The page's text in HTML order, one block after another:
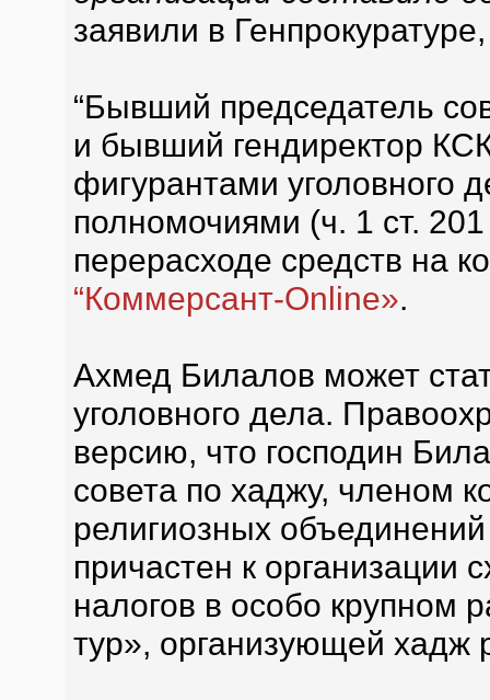
заявили в
“Бывший председатель
и бывший гендиректор
фигурантами уголовного
полномочиями (ч. 1 ст.
перерасходе средств на
“Коммерсант-Online».
Ахмед Билалов может
уголовного дела.
версию, что господин
совета по хаджу, членом
религиозных
причастен к организации
налогов в особо
тур», организующей хадж